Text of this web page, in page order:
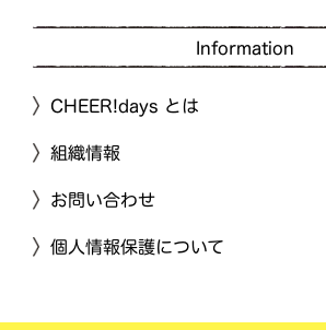
Information
CHEER!days とは
組織情報
お問い合わせ
個人情報保護について